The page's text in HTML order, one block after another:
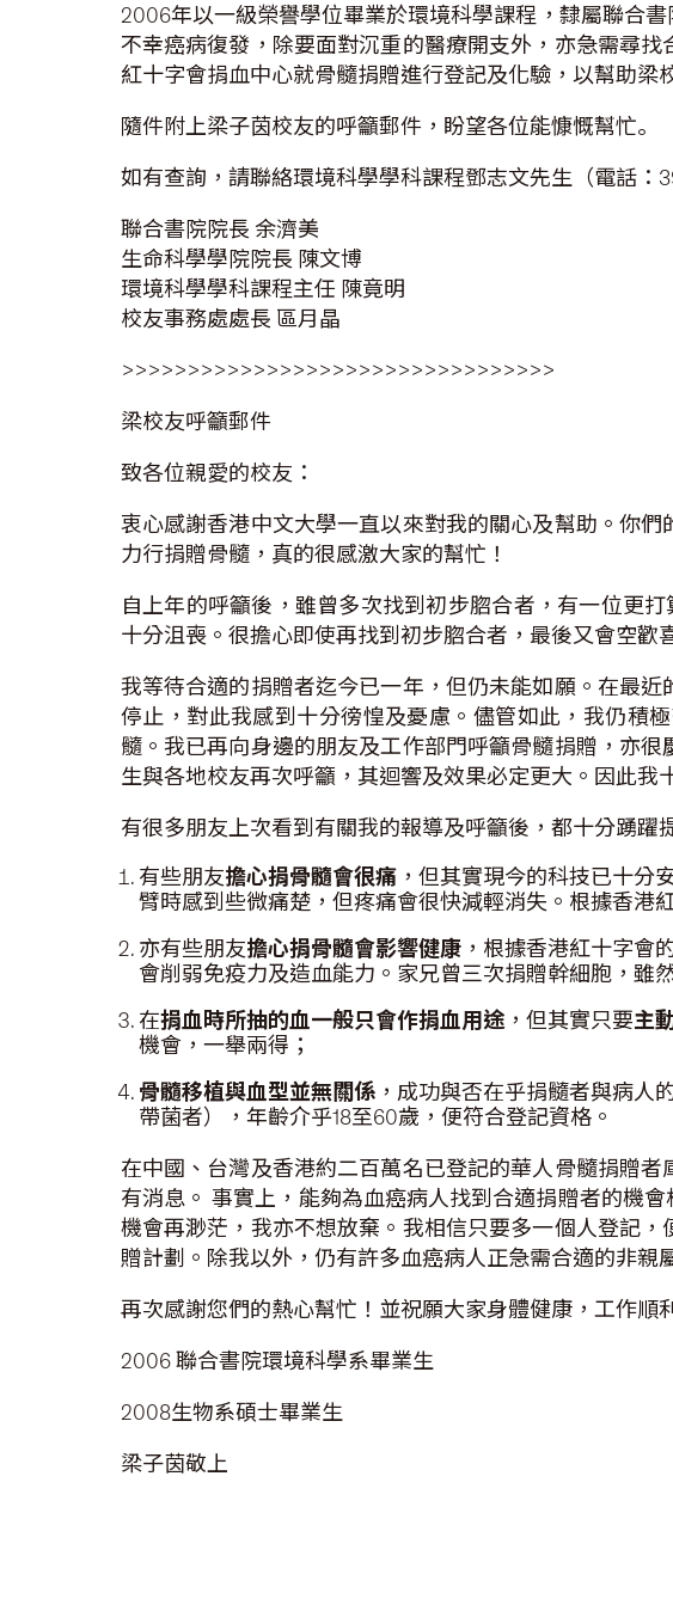
2006年以一級榮譽學位畢業於環境科學課程，隸屬聯合
不幸癌病復發，除要面對沉重的醫療開支外，亦急需尋
紅十字會捐血中心就骨髓捐贈進行登記及化驗，以幫助梁
隨件附上梁子茵校友的呼籲郵件，盼望各位能慷慨幫忙｡
如有查詢，請聯絡環境科學學科課程鄧志文先生（電話：
聯合書院院長 余濟美
生命科學學院院長 陳文博
環境科學學科課程主任 陳竟明
校友事務處處長 區月晶
>>>>>>>>>>>>>>>>>>>>>>>>>>>>>>>>>
梁校友呼籲郵件
致各位親愛的校友：
衷心感謝香港中文大學一直以來對我的關心及幫助。你
力行捐贈骨髓，真的很感激大家的幫忙！
自上年的呼籲後，雖曾多次找到初步脗合者，有一位更
十分沮喪。很擔心即使再找到初步脗合者，最後又會空歡
我等待合適的捐贈者迄今已一年，但仍未能如願。在最
停止，對此我感到十分徬惶及憂慮。儘管如此，我仍積
髓。我已再向身邊的朋友及工作部門呼籲骨髓捐贈，亦
生與各地校友再次呼籲，其迴響及效果必定更大。因此
有很多朋友上次看到有關我的報導及呼籲後，都十分踴躍
有些朋友擔心捐骨髓會很痛，但其實現今的科技已十分
臂時感到些微痛楚，但疼痛會很快減輕消失。根據香港
亦有些朋友擔心捐骨髓會影響健康，根據香港紅十字會
會削弱免疫力及造血能力。家兄曾三次捐贈幹細胞，雖
在捐血時所抽的血一般只會作捐血用途，但其實只要主
機會，一舉兩得；
骨髓移植與血型並無關係，成功與否在乎捐髓者與病人
帶菌者），年齡介乎18至60歲，便符合登記資格。
在中國、台灣及香港約二百萬名已登記的華人骨髓捐贈
有消息。 事實上，能夠為血癌病人找到合適捐贈者的機
機會再渺茫，我亦不想放棄。我相信只要多一個人登記
贈計劃。除我以外，仍有許多血癌病人正急需合適的非親
再次感謝您們的熱心幫忙！並祝願大家身體健康，工作順
2006 聯合書院環境科學系畢業生
2008生物系碩士畢業生
梁子茵敬上